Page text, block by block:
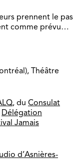
prennent le pas
comme prévu…
Théâtre
, du Consulat
Délégation
Jamais
d’Asnières-